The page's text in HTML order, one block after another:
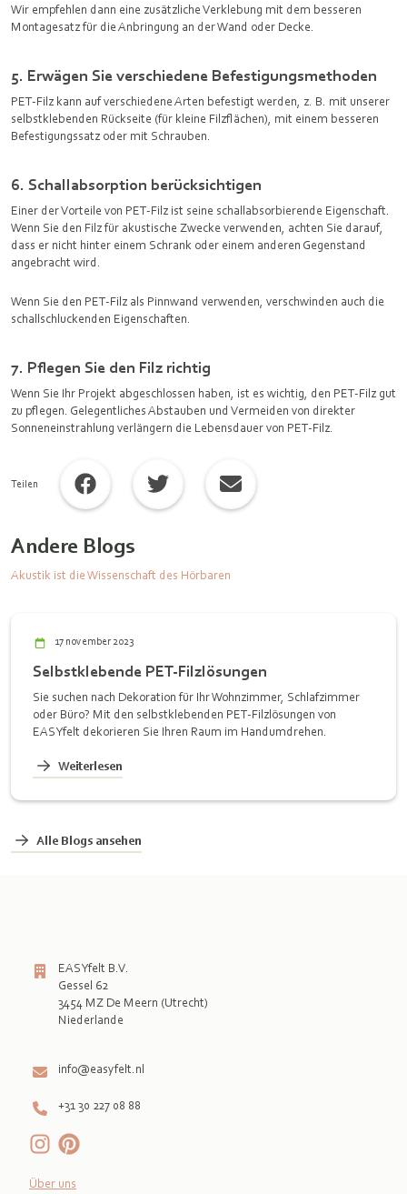
Wir empfehlen dann eine zusätzliche Verklebung mit dem besseren
Montagesatz für die Anbringung an der Wand oder Decke.
5. Erwägen Sie verschiedene Befestigungsmethoden
PET-Filz kann auf verschiedene Arten befestigt werden, z. B. mit unserer
selbstklebenden Rückseite (für kleine Filzflächen), mit einem besseren
Befestigungssatz oder mit Schrauben.
6. Schallabsorption berücksichtigen
Einer der Vorteile von PET-Filz ist seine schallabsorbierende Eigenschaft.
Wenn Sie den Filz für akustische Zwecke verwenden, achten Sie darauf,
dass er nicht hinter einem Schrank oder einem anderen Gegenstand
angebracht wird.
Wenn Sie den PET-Filz als Pinnwand verwenden, verschwinden auch die
schallschluckenden Eigenschaften.
7. Pflegen Sie den Filz richtig
Wenn Sie Ihr Projekt abgeschlossen haben, ist es wichtig, den PET-Filz gut
zu pflegen. Gelegentliches Abstauben und Vermeiden von direkter
Sonneneinstrahlung verlängern die Lebensdauer von PET-Filz.
Teilen
Andere Blogs
Akustik ist die Wissenschaft des Hörbaren
17 november 2023
Selbstklebende PET-Filzlösungen
Sie suchen nach Dekoration für Ihr Wohnzimmer, Schlafzimmer
oder Büro? Mit den selbstklebenden PET-Filzlösungen von
EASYfelt dekorieren Sie Ihren Raum im Handumdrehen.
Weiterlesen
Alle Blogs ansehen
EASYfelt B.V.
Gessel 62
3454 MZ De Meern (Utrecht)
Niederlande
info@easyfelt.nl
+31 30 227 08 88
Über uns